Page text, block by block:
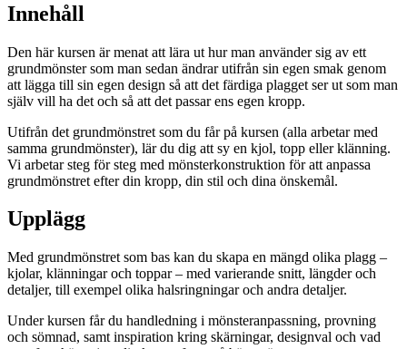
Innehåll
Den här kursen är menat att lära ut hur man använder sig av ett
grundmönster som man sedan ändrar utifrån sin egen smak genom
att lägga till sin egen design så att det färdiga plagget ser ut som man
själv vill ha det och så att det passar ens egen kropp.
Utifrån det grundmönstret som du får på kursen (alla arbetar med
samma grundmönster), lär du dig att sy en kjol, topp eller klänning.
Vi arbetar steg för steg med mönsterkonstruktion för att anpassa
grundmönstret efter din kropp, din stil och dina önskemål.
Upplägg
Med grundmönstret som bas kan du skapa en mängd olika plagg –
kjolar, klänningar och toppar – med varierande snitt, längder och
detaljer, till exempel olika halsringningar och andra detaljer.
Under kursen får du handledning i mönsteranpassning, provning
och sömnad, samt inspiration kring skärningar, designval och vad